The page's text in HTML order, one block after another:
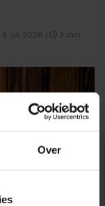
Over
8 juli 2026 3 min